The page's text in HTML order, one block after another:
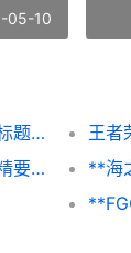
05-10
最强王者几颗星，荣耀背后的真实阶梯，副标题，一段关于巅峰与沉淀的玩家自白
怎么玩和平精英怎么，从落地到夺冠的实战精要,副标题，一位老兵的战术笔记